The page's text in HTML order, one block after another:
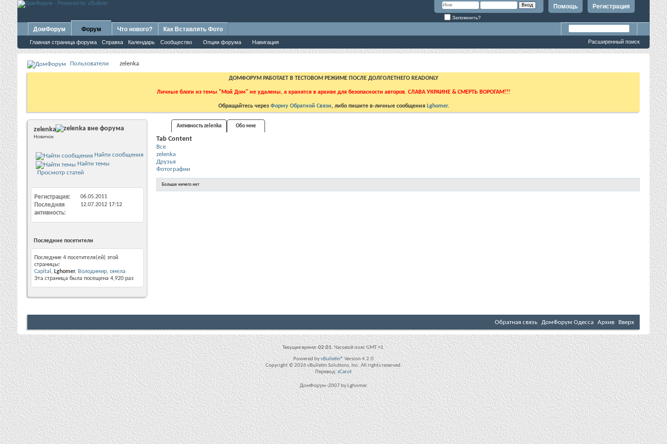
Регистрация
Помощь
Запомнить?
ДомФорум Форум
Главная страница форума Справка Календарь Сообщество Опции форума Навигация
Что нового? Как Вставлять Фото
Расширенный поиск
Пользователи zelenka
ДОМФОРУМ РАБОТАЕТ В ТЕСТОВОМ РЕЖИМЕ ПОСЛЕ ДОЛГОЛЕТНЕГО READONLY
Личные блоги из темы "Мой Дом" не удалены, а хранятся в архиве для безопасности авторов. СЛАВА УКРАИНЕ & СМЕРТЬ ВОРОГАМ!!!
Обращайтесь через Форму Обратной Связи, либо пишите в-личные сообщения Lghomer.
zelenka
Новичок
Найти сообщения
Найти темы
Просмотр статей
Регистрация 06.05.2011
Последняя
активность
12.07.2012 17:12
Последние посетители
Последние 4 посетителя(ей) этой
страницы:
Capital , Lghomer, Володимир, омела
Эта страница была посещена 4,920 раз
Активность zelenka Обо мне
Tab Content
Все
zelenka
Друзья
Фотографии
Больше ничего нет
Обратная связь ДомФорум Одесса Архив Вверх
Текущее время:02:01. Часовой пояс GMT +3.
Powered byvBulletin®Version 4.2.0
Copyright © 2026 vBulletin Solutions, Inc. All rights reserved.
Перевод:zCarot
ДомФорум -2007 by Lghomer